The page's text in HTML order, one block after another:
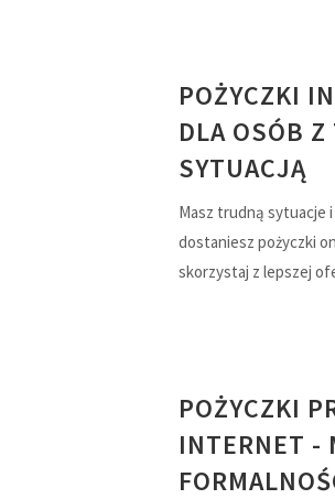
POŻYCZKI
DLA OSÓB
SYTUACJĄ
Masz trudną sytuacje
dostaniesz pożyczki
skorzystaj z lepszej
POŻYCZKI
INTERNET -